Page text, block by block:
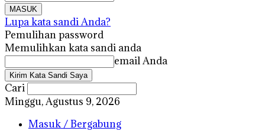
Lupa kata sandi Anda?
Pemulihan password
Memulihkan kata sandi anda
email Anda
Cari
Minggu, Agustus 9, 2026
Masuk / Bergabung